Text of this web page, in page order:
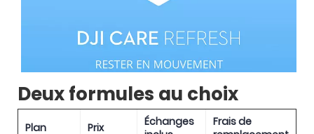
Deux formules au choix
Plan Prix
Échanges
Frais de